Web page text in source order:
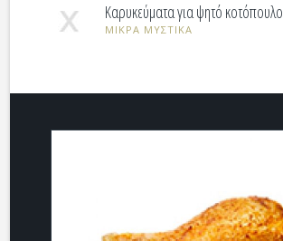
Καρυκεύματα για ψητό κοτόπουλο
ΜΙΚΡΑ ΜΥΣΤΙΚΑ